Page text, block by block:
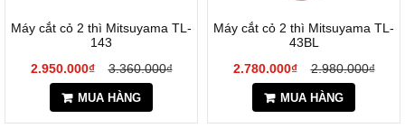
Máy cắt cỏ 2 thì Mitsuyama TL-
143
2.950.000₫
3.360.000₫
MUA HÀNG
Máy cắt cỏ 2 thì Mitsuyama TL-
43BL
2.780.000₫
2.980.000₫
MUA HÀNG